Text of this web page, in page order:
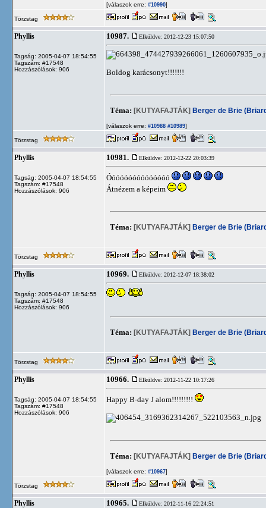
[válaszok erre: #10990]
Törzstag
Phyllis
Tagság: 2005-04-07 18:54:55
Tagszám: #17548
Hozzászólások: 906
10987. Elküldve: 2012-12-23 15:07:50
Boldog karácsonyt!!!!!!!
Téma: [KUTYAFAJTÁK] Berger de Brie
[válaszok erre: #10988 #10989]
Törzstag
Phyllis
Tagság: 2005-04-07 18:54:55
Tagszám: #17548
Hozzászólások: 906
10981. Elküldve: 2012-12-22 20:03:39
Óóóóóóóóóóóóóóó
Átnézem a képeim
Téma: [KUTYAFAJTÁK] Berger de Brie
Törzstag
Phyllis
Tagság: 2005-04-07 18:54:55
Tagszám: #17548
Hozzászólások: 906
10969. Elküldve: 2012-12-07 18:38:02
Téma: [KUTYAFAJTÁK] Berger de Brie
Törzstag
Phyllis
Tagság: 2005-04-07 18:54:55
Tagszám: #17548
Hozzászólások: 906
10966. Elküldve: 2012-11-22 10:17:26
Happy B-day J alom!!!!!!!!!
Téma: [KUTYAFAJTÁK] Berger de Brie
[válaszok erre: #10967]
Törzstag
Phyllis 10965. Elküldve: 2012-11-16 22:24:51